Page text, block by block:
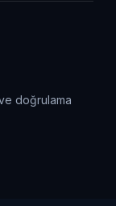
ve doğrulama